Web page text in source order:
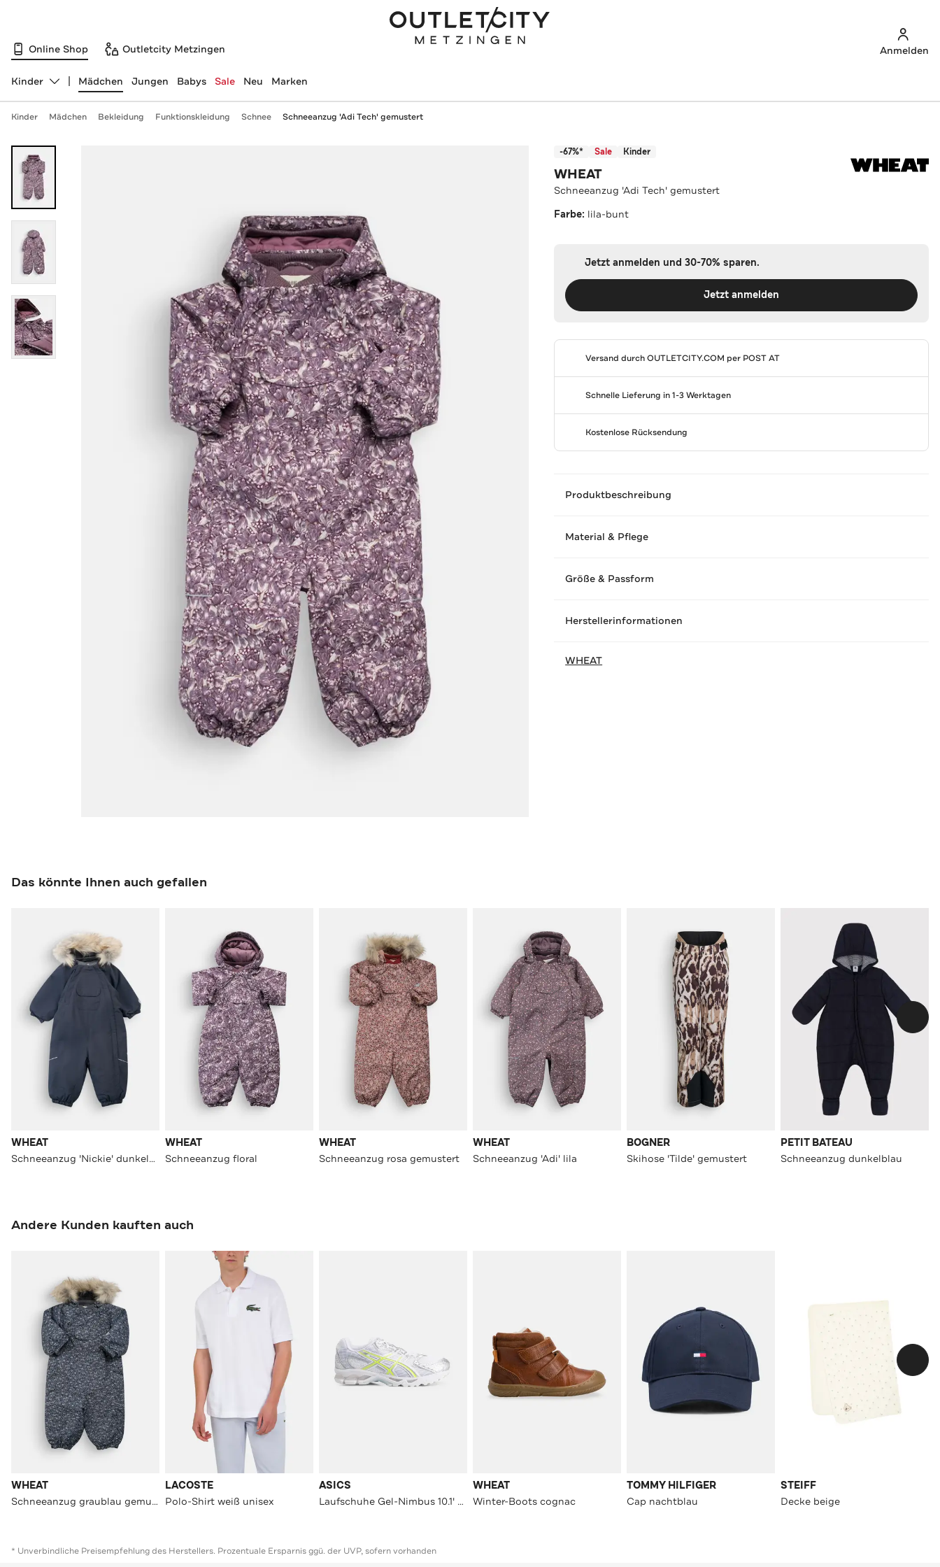
Online Shop Outletcity Metzingen Anmelden
Abteilung ändern, ausgewählt:
Kinder Mädchen Jungen Babys Sale Neu Marken
Kinder Mädchen Bekleidung Funktionskleidung Schnee Schneeanzug 'Adi Tech' gemustert
-67%* Sale Kinder
WHEAT
Schneeanzug 'Adi Tech' gemustert
Farbe: lila-bunt
Jetzt anmelden und 30-70% sparen.
Jetzt anmelden
Versand durchOUTLETCITY.COM per POST AT
Schnelle Lieferung in 1-3 Werktagen
Kostenlose Rücksendung
Produktbeschreibung
Material & Pflege
Größe & Passform
Herstellerinformationen
WHEAT
Das könnte Ihnen auch gefallen
WHEAT
Schneeanzug 'Nickie' dunkelblau
WHEAT
Schneeanzug floral
WHEAT
Schneeanzug rosa gemustert
WHEAT
Schneeanzug 'Adi' lila
BOGNER
Skihose 'Tilde' gemustert
PETIT BATEAU
Schneeanzug dunkelblau
Andere Kunden kauften auch
WHEAT
Schneeanzug graublau gemustert
LACOSTE
Polo-Shirt weiß unisex
ASICS
Laufschuhe Gel-Nimbus 10.1' zweifarbig
WHEAT
Winter-Boots cognac
TOMMY HILFIGER
Cap nachtblau
STEIFF
Decke beige
* Unverbindliche Preisempfehlung des Herstellers. Prozentuale Ersparnis ggü. der UVP, sofern vorhanden